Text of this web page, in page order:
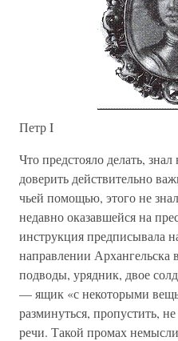
Петр I
Что предстояло делать,
доверить действительно
чьей помощью, этого не
недавно оказавшейся на
инструкция предписывала
направлении Архангельска
подводы, урядник, двое
— ящик «с некоторыми
разминуться, пропустить,
речи. Такой промах